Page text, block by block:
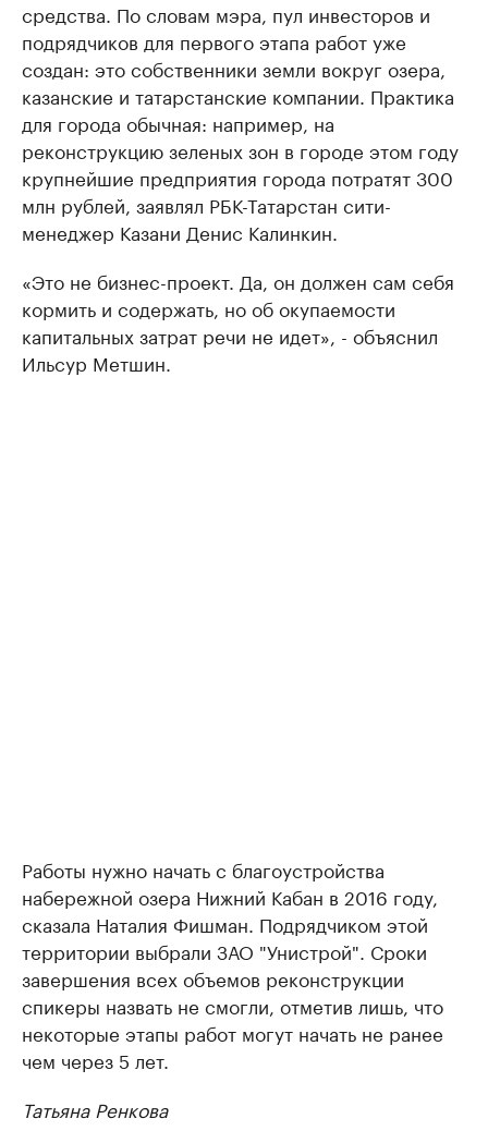
средства. По словам мэра, пул инвесторов и
подрядчиков для первого этапа работ уже
создан: это собственники земли вокруг озера,
казанские и татарстанские компании. Практика
для города обычная: например, на
реконструкцию зеленых зон в городе этом году
крупнейшие предприятия города потратят 300
млн рублей, заявлял РБК-Татарстан сити-
менеджер Казани Денис Калинкин.
«Это не бизнес-проект. Да, он должен сам себя
кормить и содержать, но об окупаемости
капитальных затрат речи не идет», - объяснил
Ильсур Метшин.
Работы нужно начать с благоустройства
набережной озера Нижний Кабан в 2016 году,
сказала Наталия Фишман. Подрядчиком этой
территории выбрали ЗАО "Унистрой". Сроки
завершения всех объемов реконструкции
спикеры назвать не смогли, отметив лишь, что
некоторые этапы работ могут начать не ранее
чем через 5 лет.
Татьяна Ренкова